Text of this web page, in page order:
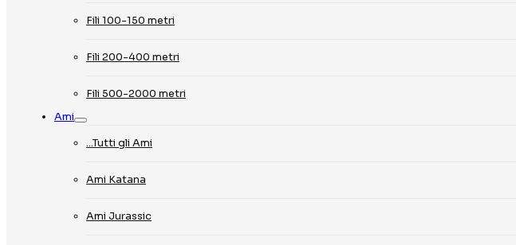
Fili 100-150 metri
Fili 200-400 metri
Fili 500-2000 metri
Ami
…Tutti gli Ami
Ami Katana
Ami Jurassic